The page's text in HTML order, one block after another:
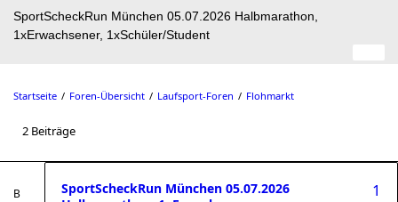
SportScheckRun München 05.07.2026 Halbmarathon,
1xErwachsener, 1xSchüler/Student
Startseite Foren-Übersicht Laufsport-Foren Flohmarkt
2 Beiträge
SportScheckRun München 05.07.2026
1